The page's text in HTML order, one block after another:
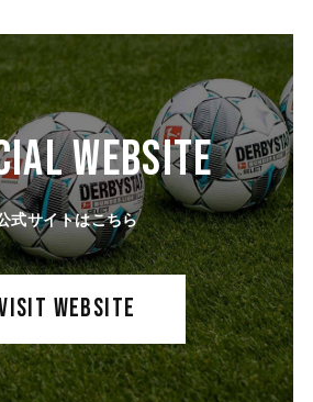
WEBSITE
式サイトはこちら
WEBSITE